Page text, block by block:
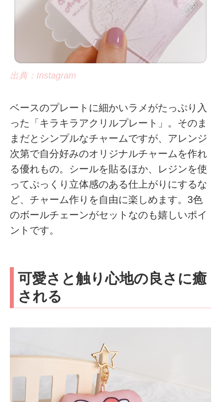
出典：Instagram
ベースのプレートに細かいラメがたっぷり入
った「キラキラアクリルプレート」。そのま
まだとシンプルなチャームですが、アレンジ
次第で自分好みのオリジナルチャームを作れ
る優れもの。シールを貼るほか、レジンを使
ってぷっくり立体感のある仕上がりにするな
ど、チャーム作りを自由に楽しめます。3色
のボールチェーンがセットなのも嬉しいポイ
ントです。
可愛さと触り心地の良さに癒
される